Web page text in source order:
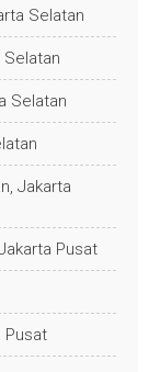
Selatan
Selatan
Selatan
Jakarta
Pusat
Pusat